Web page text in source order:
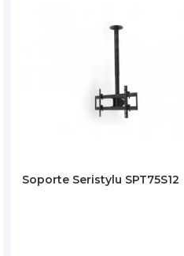
Soporte Seristylu SPT75S12